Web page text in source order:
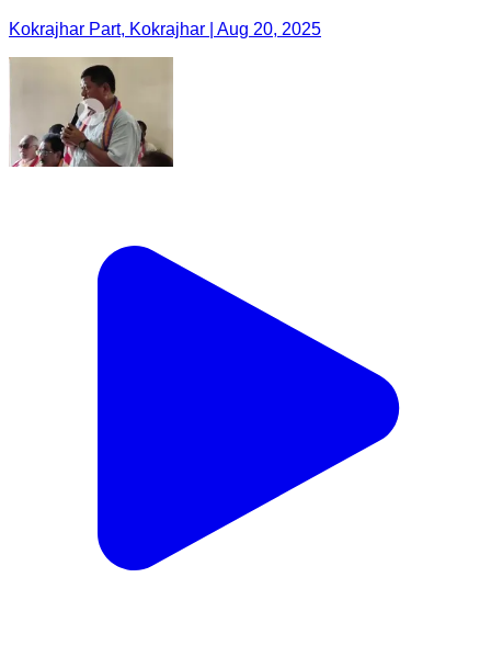
Kokrajhar Part, Kokrajhar | Aug 20, 2025